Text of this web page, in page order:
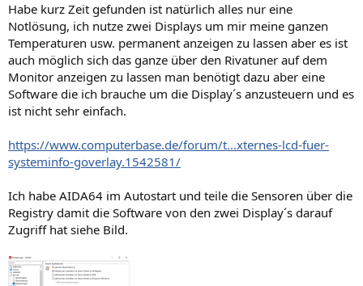
Habe kurz Zeit gefunden ist natürlich alles nur eine
Notlösung, ich nutze zwei Displays um mir meine ganzen
Temperaturen usw. permanent anzeigen zu lassen aber es ist
auch möglich sich das ganze über den Rivatuner auf dem
Monitor anzeigen zu lassen man benötigt dazu aber eine
Software die ich brauche um die Display´s anzusteuern und es
ist nicht sehr einfach.
https://www.computerbase.de/forum/t...xternes-lcd-fuer-
systeminfo-goverlay.1542581/
Ich habe AIDA64 im Autostart und teile die Sensoren über die
Registry damit die Software von den zwei Display´s darauf
Zugriff hat siehe Bild.